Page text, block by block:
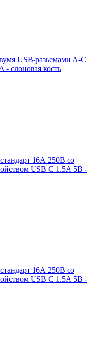
USB-разьемами A-C
слоновая кость
16А 250В со
USB C 1.5А 5В -
16А 250В со
USB C 1.5А 5В -